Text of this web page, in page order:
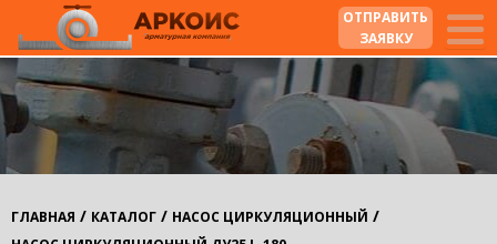
ОТПРАВИТЬ
ЗАЯВКУ
ГЛАВНАЯ / КАТАЛОГ / НАСОС ЦИРКУЛЯЦИОННЫЙ /